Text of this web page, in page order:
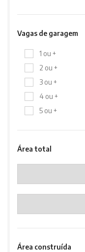
Vagas de garagem
1 ou +
2 ou +
3 ou +
4 ou +
5 ou +
Área total
Área construída